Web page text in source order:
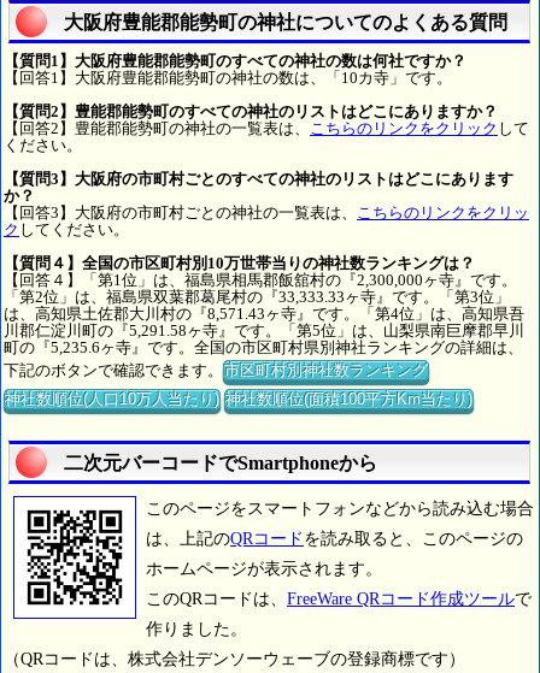
大阪府豊能郡能勢町の神社についてのよくある質問
【質問1】大阪府豊能郡能勢町のすべての神社の数は何社ですか？
【回答1】大阪府豊能郡能勢町の神社の数は、「10カ寺」です。
【質問2】豊能郡能勢町のすべての神社のリストはどこにありますか？
【回答2】豊能郡能勢町の神社の一覧表は、 こちらのリンクをクリック して
ください。
【質問3】大阪府の市町村ごとのすべての神社のリストはどこにあります
か？
【回答3】大阪府の市町村ごとの神社の一覧表は、 こちらのリンクをクリッ
ク してください。
【質問４】全国の市区町村別10万世帯当りの神社数ランキングは？
【回答４】「第1位」は、福島県相馬郡飯舘村の『2,300,000ヶ寺』です。
「第2位」は、福島県双葉郡葛尾村の『33,333.33ヶ寺』です。「第3位」
は、高知県土佐郡大川村の『8,571.43ヶ寺』です。「第4位」は、高知県吾
川郡仁淀川町の『5,291.58ヶ寺』です。「第5位」は、山梨県南巨摩郡早川
町の『5,235.6ヶ寺』です。全国の市区町村県別神社ランキングの詳細は、
下記のボタンで確認できます。市区町村別神社数ランキング
神社数順位(人口10万人当たり) 神社数順位(面積100平方Km当たり)
二次元バーコードでSmartphoneから
このページをスマートフォンなどから読み込む場合
は、上記のQRコード を読み取ると、このページの
ホームページが表示されます。
このQRコードは、 FreeWare QRコード作成ツールで
作りました。
（QRコードは、株式会社デンソーウェーブの登録商標です）